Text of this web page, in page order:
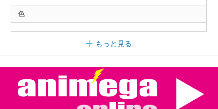
色
もっと見る